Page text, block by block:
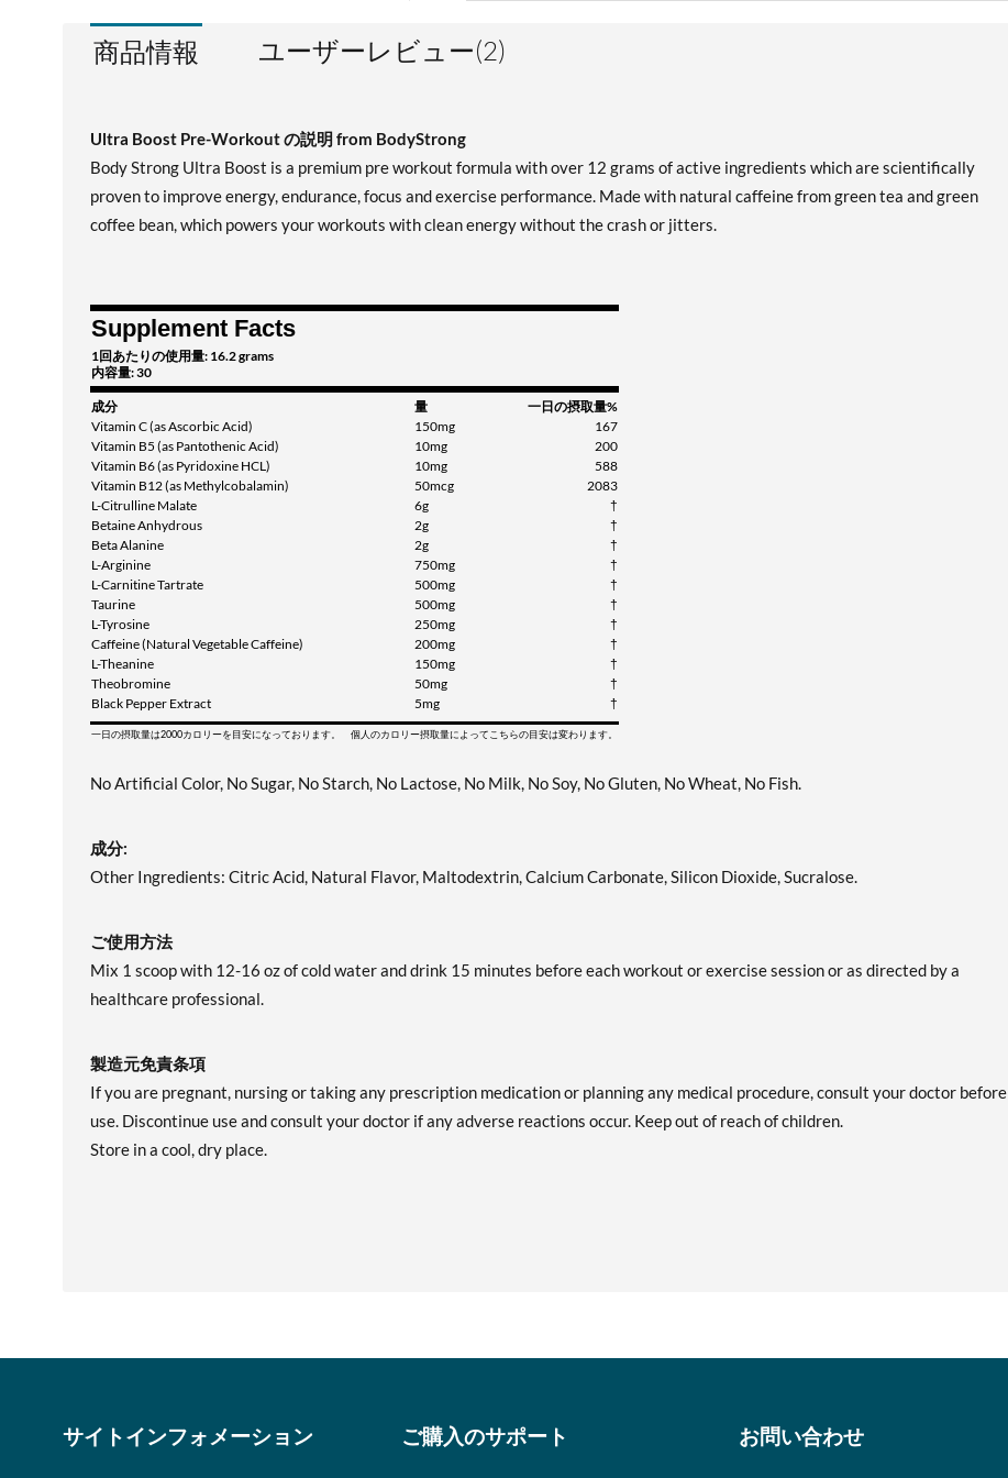
商品情報 ユーザーレビュー(2)
Ultra Boost Pre-Workout の説明 from BodyStrong
Body Strong Ultra Boost is a premium pre workout formula with over 12 grams of active ingredients which are scientifically
proven to improve energy, endurance, focus and exercise performance. Made with natural caffeine from green tea and green
coffee bean, which powers your workouts with clean energy without the crash or jitters.
Supplement Facts
1回あたりの使用量: 16.2 grams
内容量: 30
成分 量
一日の摂取量%
Vitamin C (as Ascorbic Acid)
150mg
167
Vitamin B5 (as Pantothenic Acid)
10mg
200
Vitamin B6 (as Pyridoxine HCL)
10mg
588
Vitamin B12 (as Methylcobalamin)
50mcg
2083
L-Citrulline Malate
6g
†
Betaine Anhydrous
2g
†
Beta Alanine
2g
†
L-Arginine
750mg
†
L-Carnitine Tartrate
500mg
†
Taurine
500mg
†
L-Tyrosine
250mg
†
Caffeine (Natural Vegetable Caffeine)
200mg
†
L-Theanine
150mg
†
Theobromine
50mg
†
Black Pepper Extract
5mg †
一日の摂取量は2000カロリーを目安になっております。 個人のカロリー摂取量によってこちらの目安は変わります。
No Artificial Color, No Sugar, No Starch, No Lactose, No Milk, No Soy, No Gluten, No Wheat, No Fish.
成分:
Other Ingredients: Citric Acid, Natural Flavor, Maltodextrin, Calcium Carbonate, Silicon Dioxide, Sucralose.
ご使用方法
Mix 1 scoop with 12-16 oz of cold water and drink 15 minutes before each workout or exercise session or as directed by a
healthcare professional.
製造元免責条項
If you are pregnant, nursing or taking any prescription medication or planning any medical procedure, consult your doctor before
use. Discontinue use and consult your doctor if any adverse reactions occur. Keep out of reach of children.
Store in a cool, dry place.
サイトインフォメーション ご購入のサポート お問い合わせ